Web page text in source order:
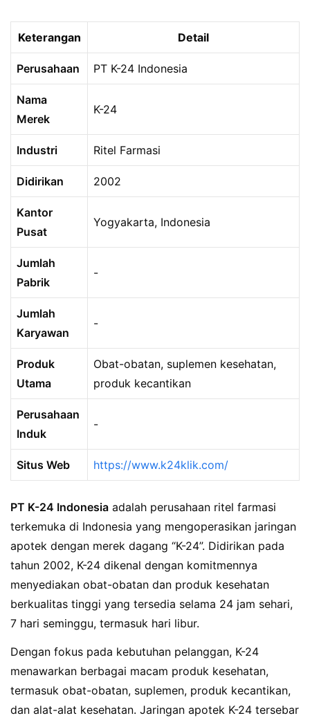
Keterangan Detail
Perusahaan PT K-24 Indonesia
Nama
Merek
K-24
Industri Ritel Farmasi
Didirikan 2002
Kantor
Pusat
Yogyakarta, Indonesia
Jumlah
Pabrik
-
Jumlah
Karyawan
-
Produk
Utama
Obat-obatan, suplemen kesehatan,
produk kecantikan
Perusahaan
Induk
-
Situs Web https://www.k24klik.com/
PT K-24 Indonesia adalah perusahaan ritel farmasi
terkemuka di Indonesia yang mengoperasikan jaringan
apotek dengan merek dagang “K-24”. Didirikan pada
tahun 2002, K-24 dikenal dengan komitmennya
menyediakan obat-obatan dan produk kesehatan
berkualitas tinggi yang tersedia selama 24 jam sehari,
7 hari seminggu, termasuk hari libur.
Dengan fokus pada kebutuhan pelanggan, K-24
menawarkan berbagai macam produk kesehatan,
termasuk obat-obatan, suplemen, produk kecantikan,
dan alat-alat kesehatan. Jaringan apotek K-24 tersebar